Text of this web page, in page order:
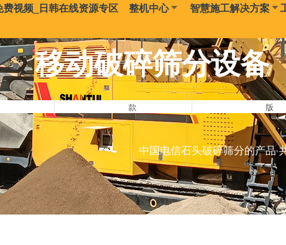
视频_日韩在线资源专区 整机中心 智慧施工解决方案
移动破碎筛分设备
款 版
中国电信石头破碎筛分的产品